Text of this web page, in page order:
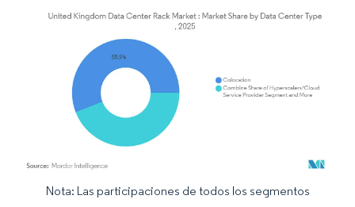
Imagen © Mordor Intelligence. El uso requiere atribución según CC BY 4.0.
Nota: Las participaciones de todos los segmentos